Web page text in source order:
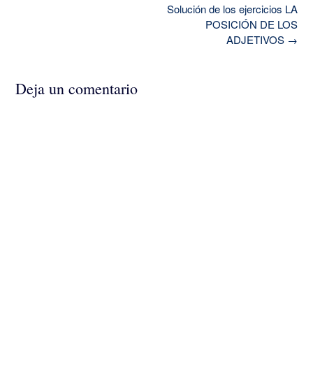
Solución de los ejercicios LA
POSICIÓN DE LOS
ADJETIVOS →
Deja un comentario